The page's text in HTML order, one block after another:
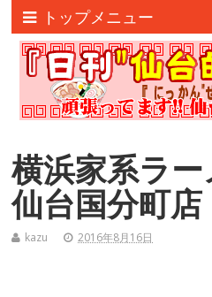
トップメニュー
横浜家系ラ
仙台国分町店
kazu 2016年8月16日